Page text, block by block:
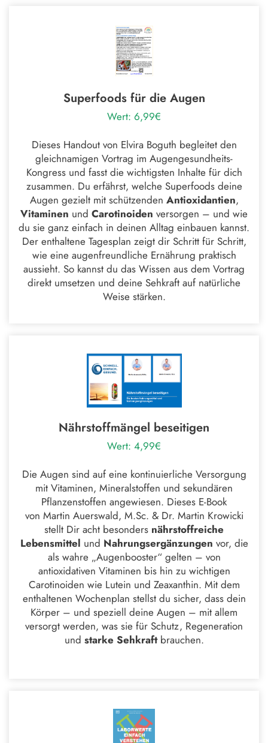
Superfoods für die Augen
Wert: 6,99€
Dieses Handout von Elvira Boguth begleitet den
gleichnamigen Vortrag im Augengesundheits-
Kongress und fasst die wichtigsten Inhalte für dich
zusammen. Du erfährst, welche Superfoods deine
Augen gezielt mit schützenden Antioxidantien,
Vitaminen und Carotinoiden versorgen – und wie
du sie ganz einfach in deinen Alltag einbauen kannst.
Der enthaltene Tagesplan zeigt dir Schritt für Schritt,
wie eine augenfreundliche Ernährung praktisch
aussieht. So kannst du das Wissen aus dem Vortrag
direkt umsetzen und deine Sehkraft auf natürliche
Weise stärken.
Nährstoffmängel beseitigen
Wert: 4,99€
Die Augen sind auf eine kontinuierliche Versorgung
mit Vitaminen, Mineralstoffen und sekundären
Pflanzenstoffen angewiesen. Dieses E-Book
von Martin Auerswald, M.Sc. & Dr. Martin Krowicki
stellt Dir acht besonders nährstoffreiche
Lebensmittel und Nahrungsergänzungen vor, die
als wahre „Augenbooster“ gelten – von
antioxidativen Vitaminen bis hin zu wichtigen
Carotinoiden wie Lutein und Zeaxanthin. Mit dem
enthaltenen Wochenplan stellst du sicher, dass dein
Körper – und speziell deine Augen – mit allem
versorgt werden, was sie für Schutz, Regeneration
und starke Sehkraftbrauchen.